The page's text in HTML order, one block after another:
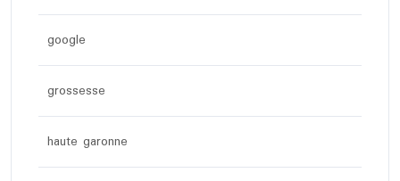
google
grossesse
haute garonne